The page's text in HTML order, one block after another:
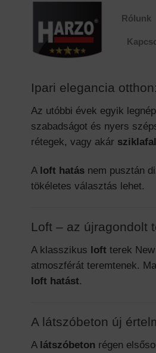
Rólunk
Ipari elegancia
Az utóbbi évek egyik
szabadságot és nyers
rétegek, vagy akár
A loft hatás nem pusztán
tökéletes választás lehet.
Loft – az újragondolt
A klasszikus loft terek
atmoszférát teremtenek.
loft hatást.
A látszóbeton új
A látszóbeton régen